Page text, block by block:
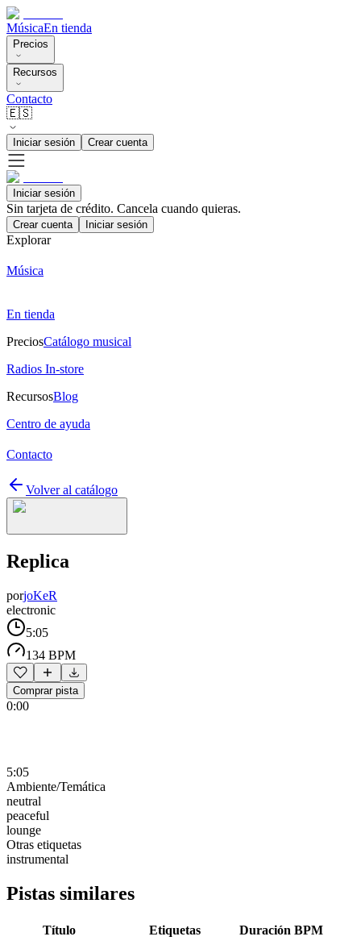
MúsicaEn tienda
Precios
Recursos
Contacto
🇪🇸
Iniciar sesión Crear cuenta
Iniciar sesión
Sin tarjeta de crédito. Cancela cuando quieras.
Crear cuenta Iniciar sesión
Explorar
Música
En tienda
PreciosCatálogo musical
Radios In-store
RecursosBlog
Centro de ayuda
Contacto
Volver al catálogo
Replica
porjoKeR
electronic
5:05
134 BPM
Comprar pista
0:00
5:05
Ambiente/Temática
neutral
peaceful
lounge
Otras etiquetas
instrumental
Pistas similares
Título Etiquetas Duración BPM